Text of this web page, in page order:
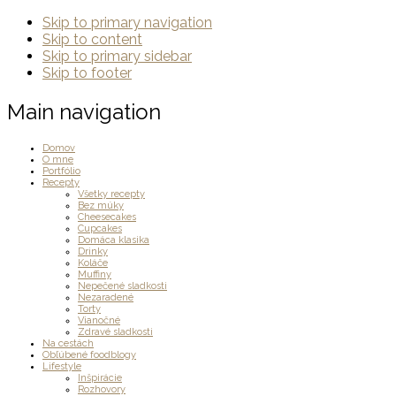
Skip to primary navigation
Skip to content
Skip to primary sidebar
Skip to footer
Main navigation
Domov
O mne
Portfólio
Recepty
Všetky recepty
Bez múky
Cheesecakes
Cupcakes
Domáca klasika
Drinky
Koláče
Muffiny
Nepečené sladkosti
Nezaradené
Torty
Vianočné
Zdravé sladkosti
Na cestách
Obľúbené foodblogy
Lifestyle
Inšpirácie
Rozhovory